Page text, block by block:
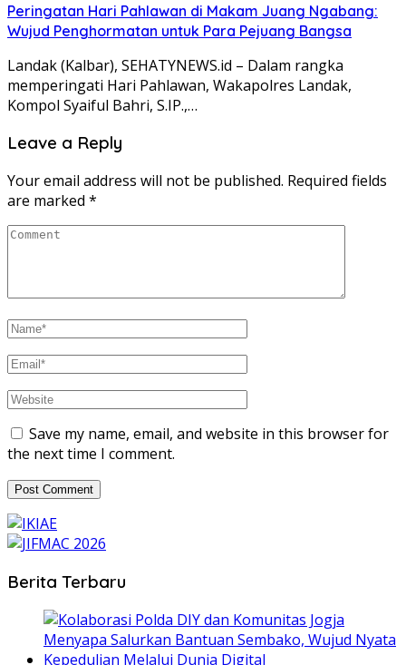
Peringatan Hari Pahlawan di Makam Juang Ngabang:
Wujud Penghormatan untuk Para Pejuang Bangsa
Landak (Kalbar), SEHATYNEWS.id – Dalam rangka
memperingati Hari Pahlawan, Wakapolres Landak,
Kompol Syaiful Bahri, S.IP.,…
Leave a Reply
Your email address will not be published. Required fields
are marked *
Save my name, email, and website in this browser for
the next time I comment.
Berita Terbaru